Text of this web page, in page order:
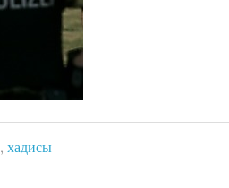
, хадисы